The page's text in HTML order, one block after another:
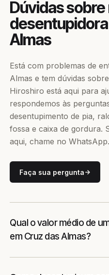
Dúvidas
Almas
Está com problemas de
Almas e tem dúvidas
Hiroshiro está aqui para
respondemos às
desentupimento de pia,
fossa e caixa de gordura.
aqui, chame no WhatsApp.
Faça sua pergunta
Qual o valor médio de
em Cruz das Almas?